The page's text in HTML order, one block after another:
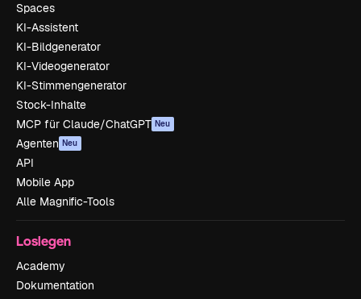
Spaces
KI-Assistent
KI-Bildgenerator
KI-Videogenerator
KI-Stimmengenerator
Stock-Inhalte
MCP für Claude/ChatGPT Neu
Agenten Neu
API
Mobile App
Alle Magnific-Tools
Loslegen
Academy
Dokumentation